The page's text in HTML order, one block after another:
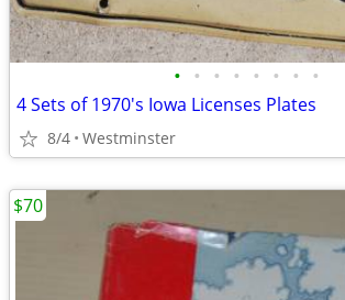
• • • • • • • •
4 Sets of 1970's Iowa Licenses Plates
8/4 Westminster
$70